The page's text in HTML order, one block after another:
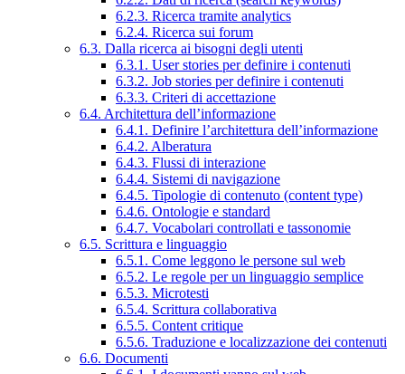
6.2.3. Ricerca tramite analytics
6.2.4. Ricerca sui forum
6.3. Dalla ricerca ai bisogni degli utenti
6.3.1. User stories per definire i contenuti
6.3.2. Job stories per definire i contenuti
6.3.3. Criteri di accettazione
6.4. Architettura dell’informazione
6.4.1. Definire l’architettura dell’informazione
6.4.2. Alberatura
6.4.3. Flussi di interazione
6.4.4. Sistemi di navigazione
6.4.5. Tipologie di contenuto (content type)
6.4.6. Ontologie e standard
6.4.7. Vocabolari controllati e tassonomie
6.5. Scrittura e linguaggio
6.5.1. Come leggono le persone sul web
6.5.2. Le regole per un linguaggio semplice
6.5.3. Microtesti
6.5.4. Scrittura collaborativa
6.5.5. Content critique
6.5.6. Traduzione e localizzazione dei contenuti
6.6. Documenti